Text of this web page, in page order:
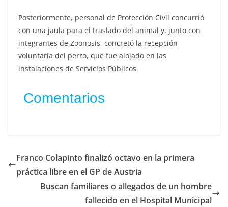
Posteriormente, personal de Protección Civil concurrió
con una jaula para el traslado del animal y, junto con
integrantes de Zoonosis, concretó la recepción
voluntaria del perro, que fue alojado en las
instalaciones de Servicios Públicos.
Comentarios
Franco Colapinto finalizó octavo en la primera
práctica libre en el GP de Austria
Buscan familiares o allegados de un hombre
fallecido en el Hospital Municipal